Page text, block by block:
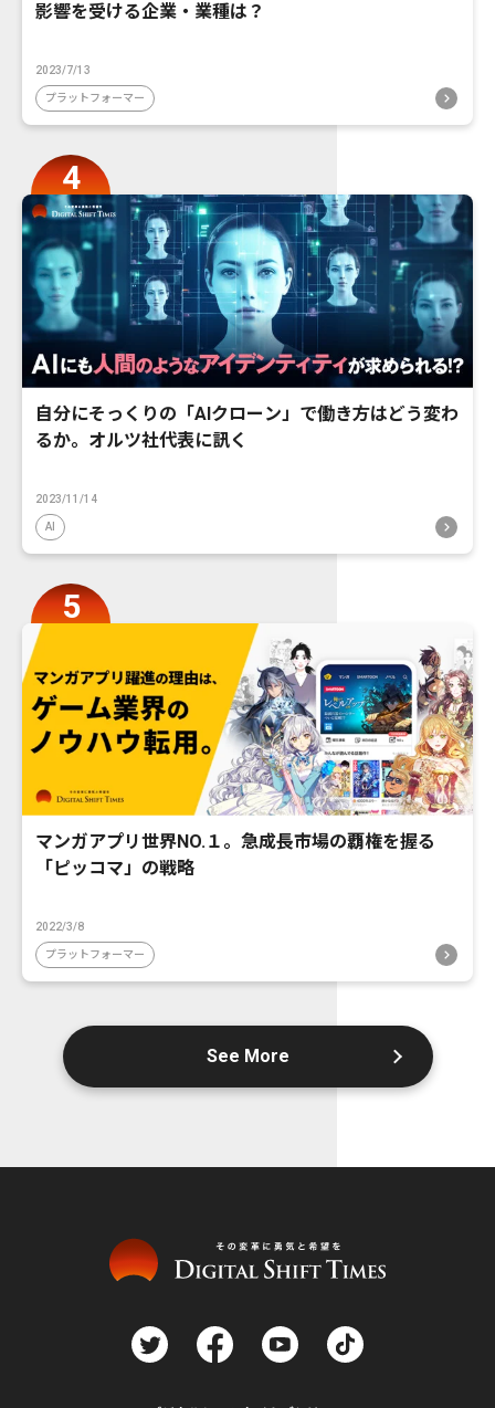
影響を受ける企業・業種は？
2023/7/13
プラットフォーマー
自分にそっくりの「AIクローン」で働き方はどう変わ
るか。オルツ社代表に訊く
2023/11/14
AI
マンガアプリ世界NO.１。急成長市場の覇権を握る
「ピッコマ」の戦略
2022/3/8
プラットフォーマー
See More